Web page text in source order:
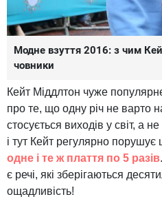
Модне взуття 2016: з чим
човники
Кейт Міддлтон чуже
про те, що одну річ не варто
стосується виходів у світ, а
і тут Кейт регулярно
одне і те ж плаття по 5 разів
є речі, які зберігаються
ощадливість!